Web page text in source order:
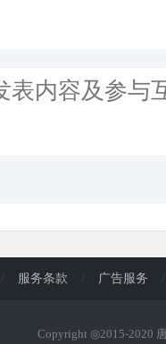
/ 服务条款 / 广告服务 /
Copyright ◎2015-2020